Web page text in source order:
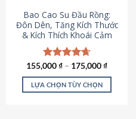
chọn
trên
trang
sản
phẩm
Bao Cao Su Đầu Rồng:
Đôn Dên, Tăng Kích Thước
& Kích Thích Khoái Cảm
Được xếp
hạng4.69
5 sao
155,000₫ – 175,000₫
LỰA CHỌN TÙY CHỌN